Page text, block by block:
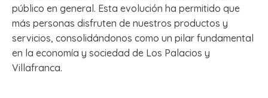
público en general. Esta evolución ha permitido que
más personas disfruten de nuestros productos y
servicios, consolidándonos como un pilar fundamental
en la economía y sociedad de Los Palacios y
Villafranca.